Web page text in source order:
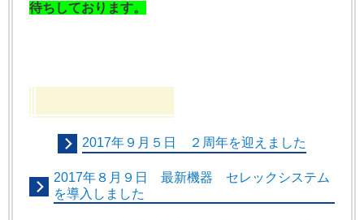
待ちしております。
2017年９月５日 ２周年を迎えました
2017年８月９日 最新機器 セレックシステム
を導入しました